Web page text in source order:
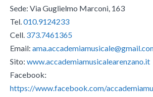
Sede: Via Guglielmo Marconi, 163
Tel.010.9124233
Cell. 373.7461365
Email:
Sito: www.accademiamusicalearenzano.it
Facebook:
https://www.facebook.com/